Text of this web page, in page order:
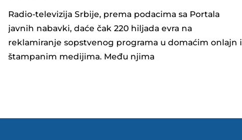
Radio-televizija Srbije, prema podacima sa Portala
javnih nabavki, daće čak 220 hiljada evra na
reklamiranje sopstvenog programa u domaćim onlajn i
štampanim medijima. Među njima